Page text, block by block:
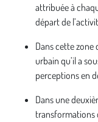
attribuée à
départ de
Dans cette
urbain qu’il a
perceptions en
Dans une
transformations